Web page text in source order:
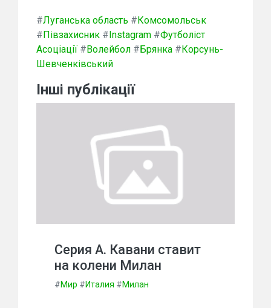
#Луганська область #Комсомольськ
#Півзахисник #Instagram #Футболіст
Асоціації #Волейбол #Брянка #Корсунь-
Шевченківський
Інші публікації
Серия А. Кавани ставит
на колени Милан
#Мир #Италия #Милан